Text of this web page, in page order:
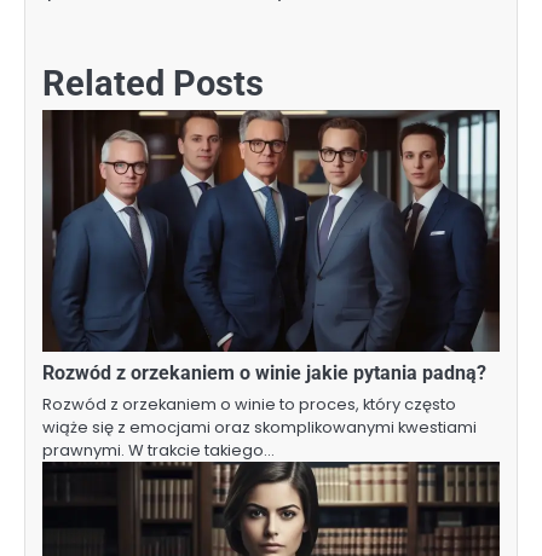
Related Posts
Rozwód z orzekaniem o winie jakie pytania padną?
Rozwód z orzekaniem o winie to proces, który często
wiąże się z emocjami oraz skomplikowanymi kwestiami
prawnymi. W trakcie takiego…